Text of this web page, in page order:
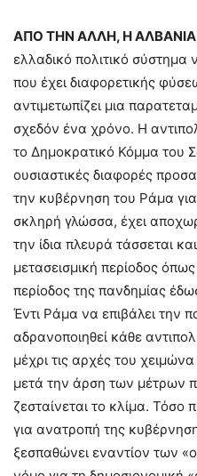
ΑΠΟ ΤΗΝ ΑΛΛΗ, Η ΑΛΒΑΝΙΑ
ελλαδικό πολιτικό
που έχει διαφορετικής
αντιμετωπίζει μια
σχεδόν ένα χρόνο. Η
το Δημοκρατικό Κόμμα του
ουσιαστικές διαφορές
την κυβέρνηση του Ράμα
σκληρή γλώσσα, έχει
την ίδια πλευρά τάσσεται
μετασεισμική περίοδος
περίοδος της πανδημίας
Έντι Ράμα να επιβάλει την
αδρανοποιηθεί κάθε
μέχρι τις αρχές του
μετά την άρση των μέτρων
ζεσταίνεται το κλίμα. Τόσο
για ανατροπή της
ξεσπαθώνει εναντίον των